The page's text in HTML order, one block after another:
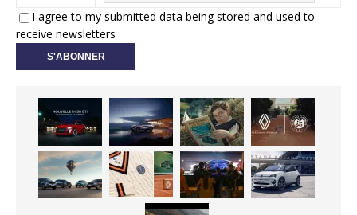
I agree to my submitted data being stored and used to
receive newsletters